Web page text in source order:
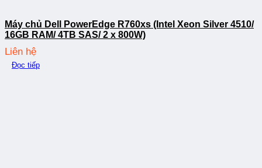
Máy chủ Dell PowerEdge R760xs (Intel Xeon Silver 4510/
16GB RAM/ 4TB SAS/ 2 x 800W)
Liên hệ
Đọc tiếp